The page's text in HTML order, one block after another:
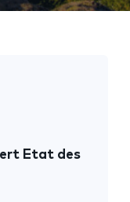
Etat des